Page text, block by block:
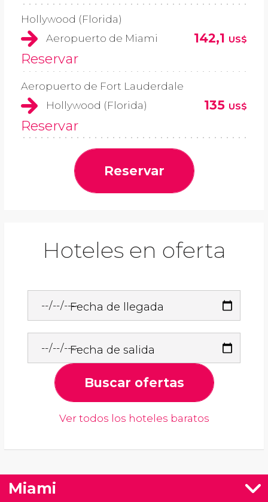
Hollywood (Florida)
Aeropuerto de Miami
142,1 US$
Reservar
Aeropuerto de Fort Lauderdale
Hollywood (Florida)
135 US$
Reservar
Reservar
Hoteles en oferta
Fecha de llegada
Fecha de salida
Buscar ofertas
Ver todos los hoteles baratos
Miami